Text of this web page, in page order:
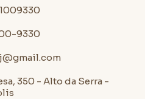
9330
350 - Alto da Serra -